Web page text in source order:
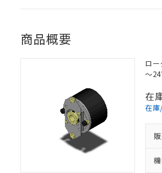
商品概要
ロ
～
在
在庫